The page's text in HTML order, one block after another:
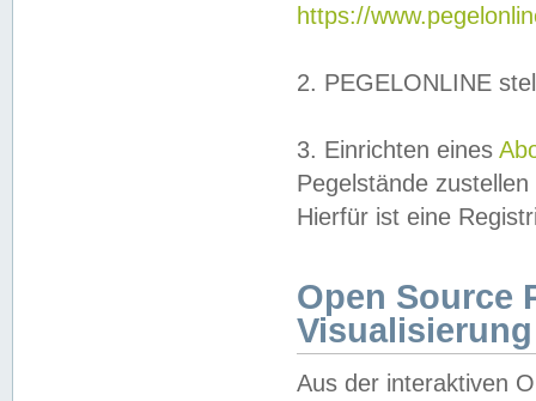
https://
2. PEGELONLINE
3. Einrichten eines
Pegelstände
Hierfür ist eine
Open Source
Visualisierung
Aus der interaktiven